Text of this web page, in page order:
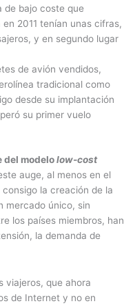
de bajo coste que
2011 tenían unas cifras,
y en segundo lugar
de avión vendidos,
tradicional como
desde su implantación
su primer vuelo
del modelolow-cost
auge, al menos en el
la creación de la
mercado único, sin
los países miembros, han
la demanda de
viajeros, que ahora
de Internet y no en